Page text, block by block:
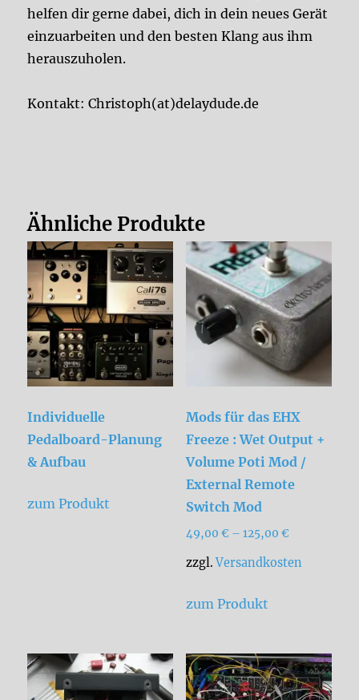
helfen dir gerne dabei, dich in dein neues Gerät
einzuarbeiten und den besten Klang aus ihm
herauszuholen.
Kontakt: Christoph(at)delaydude.de
Ähnliche Produkte
Individuelle
Pedalboard-Planung
& Aufbau
zum Produkt
Mods für das EHX
Freeze : Wet Output +
Volume Poti Mod /
External Remote
Switch Mod
49,00 € – 125,00 €
zzgl.Versandkosten
zum Produkt
Produkt
mehrere
Varianten